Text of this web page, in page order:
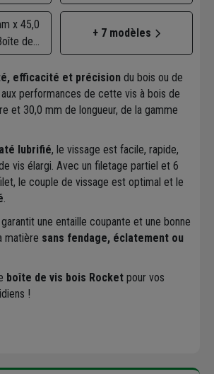
100
x 45,0
de
+ 7 modèles
efficacité et précision du bois ou de
performances de cette vis à bois de
et 30,0 mm de longueur, de la gamme
lubrifié, le vissage est facile, rapide,
vis élargi. Avec un filetage partiel et 6
le couple de vissage est optimal et le
garantit une entaille coupante et une bonne
matière sans fendage, éclatement ou
boîte de vis bois Rocket pour vos
!